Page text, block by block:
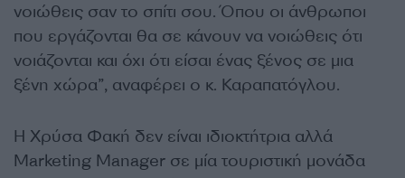
νοιώθεις σαν το σπίτι σου. Όπου οι άνθρωποι
που εργάζονται θα σε κάνουν να νοιώθεις ότι
νοιάζονται και όχι ότι είσαι ένας ξένος σε μια
ξένη χώρα”, αναφέρει ο κ. Καραπατόγλου.
Η Χρύσα Φακή δεν είναι ιδιοκτήτρια αλλά
Marketing Manager σε μία τουριστική μονάδα